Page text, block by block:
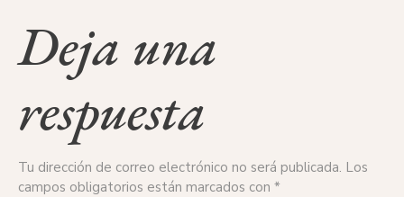
Deja una
respuesta
Tu dirección de correo electrónico no será publicada. Los
campos obligatorios están marcados con *